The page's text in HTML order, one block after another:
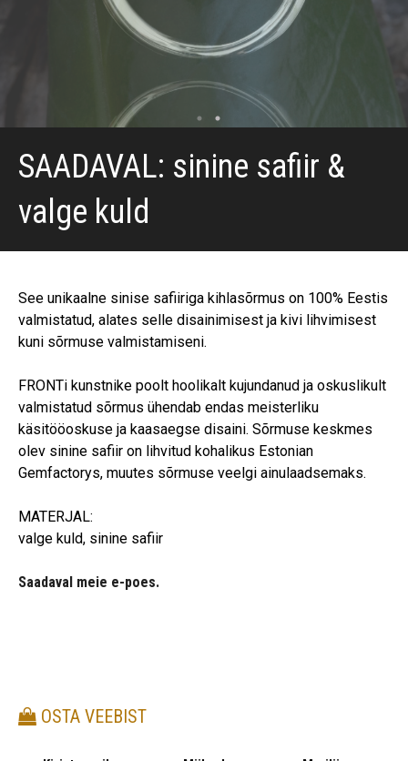
SAADAVAL: sinine safiir &
valge kuld
See unikaalne sinise safiiriga kihlasõrmus on 100% Eestis
valmistatud, alates selle disainimisest ja kivi lihvimisest
kuni sõrmuse valmistamiseni.
FRONTi kunstnike poolt hoolikalt kujundanud ja oskuslikult
valmistatud sõrmus ühendab endas meisterliku
käsitööoskuse ja kaasaegse disaini. Sõrmuse keskmes
olev sinine safiir on lihvitud kohalikus Estonian
Gemfactorys, muutes sõrmuse veelgi ainulaadsemaks.
MATERJAL:
valge kuld, sinine safiir
Saadaval meie e-poes.
OSTA VEEBIST